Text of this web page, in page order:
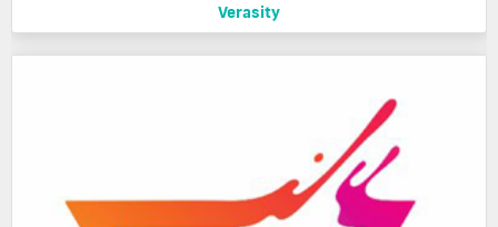
Verasity